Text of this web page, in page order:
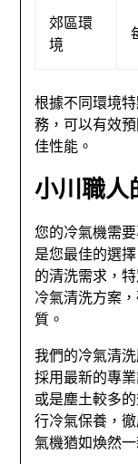
郊區環
境
根據不同環境
務，可以有效
佳性能。
小川職人
您的冷氣機需
是您最佳的選
的清洗需求，
冷氣清洗方案
質。
我們的冷氣清
採用最新的專
或是塵土較多
行冷氣保養，
氣機猶如煥然一